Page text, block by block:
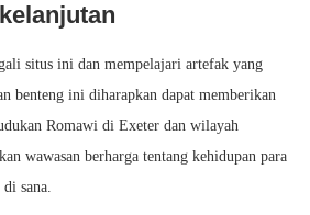
situs ini dan mempelajari artefak yang
benteng ini diharapkan dapat memberikan
Romawi di Exeter dan wilayah
wawasan berharga tentang kehidupan para
sana.